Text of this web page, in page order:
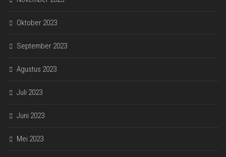
Oktober 2023
September 2023
Agustus 2023
Juli 2023
Juni 2023
Mei 2023